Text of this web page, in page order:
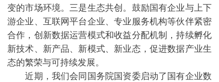
变的市场环境。三是生态共创。鼓励国有企业与上下
游企业、互联网平台企业、专业服务机构等伙伴紧密
合作，创新数据运营模式和收益分配机制，持续孵化
新技术、新产品、新模式、新业态，促进数据产业生
态的繁荣与可持续发展。
近期，我们会同国务院国资委启动了国有企业数